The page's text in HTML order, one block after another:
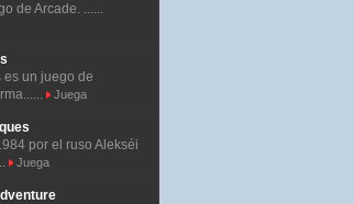
de Arcade. ......
es un juego de
Juega
por el ruso Alekséi
Juega